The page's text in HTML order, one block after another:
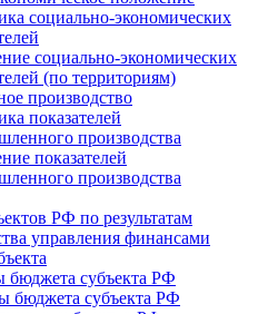
социально-экономических
социально-экономических
(по территориям)
производство
показателей
производства
показателей
производства
РФ по результатам
управления финансами
бюджета субъекта РФ
бюджета субъекта РФ